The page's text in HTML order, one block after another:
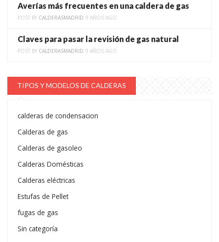
Averías más frecuentes en una caldera de gas
POST BY CALDERASMADRID 9 AÑOS AGO
Claves para pasar la revisión de gas natural
POST BY CALDERASMADRID 9 AÑOS AGO
TIPOS Y MODELOS DE CALDERAS
calderas de condensacion
Calderas de gas
Calderas de gasoleo
Calderas Domésticas
Calderas eléctricas
Estufas de Pellet
fugas de gas
Sin categoría